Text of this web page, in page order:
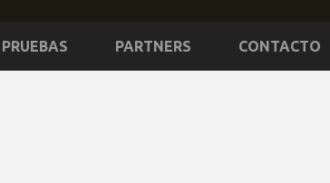
PRUEBAS PARTNERS CONTACTO